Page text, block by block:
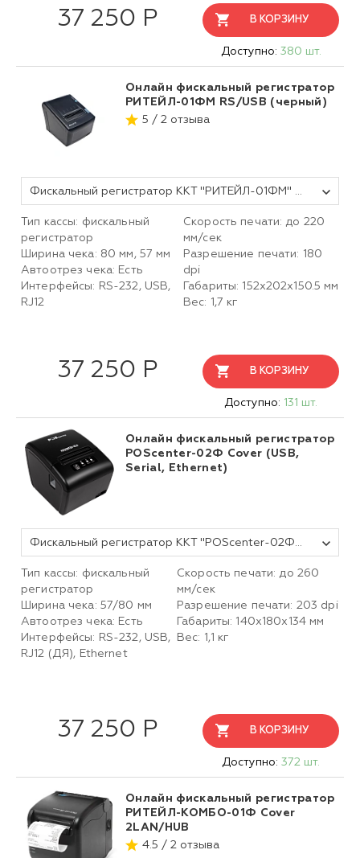
37 250 Р В КОРЗИНУ
Доступно: 380 шт.
Онлайн фискальный регистратор
РИТЕЙЛ-01ФМ RS/USB (черный)
5 / 2 отзыва
Фискальный регистратор ККТ "РИТЕЙЛ-01ФМ" ФФД 1.2 RS/USB (черный) без ФН
Тип кассы: фискальный
регистратор
Ширина чека: 80 мм, 57 мм
Автоотрез чека: Есть
Интерфейсы: RS-232, USB,
RJ12
Скорость печати: до 220
мм/сек
Разрешение печати: 180
dpi
Габариты: 152х202х150.5 мм
Вес: 1,7 кг
37 250 Р В КОРЗИНУ
Доступно: 131 шт.
Онлайн фискальный регистратор
POScenter-02Ф Cover (USB,
Serial, Ethernet)
Фискальный регистратор ККТ "POScenter-02Ф" Cover (USB, Serial, Ethernet) черный без фн
Тип кассы: фискальный
регистратор
Ширина чека: 57/80 мм
Автоотрез чека: Есть
Интерфейсы: RS-232, USB,
RJ12 (ДЯ), Ethernet
Скорость печати: до 260
мм/сек
Разрешение печати: 203 dpi
Габариты: 140х180х134 мм
Вес: 1,1 кг
37 250 Р В КОРЗИНУ
Доступно: 372 шт.
Онлайн фискальный регистратор
РИТЕЙЛ-КОМБО-01Ф Cover
2LAN/HUB
4.5 / 2 отзыва